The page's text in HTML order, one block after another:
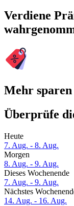
Verdiene
Mehr
Überprüfe
Heute
7. Aug. - 8. Aug.
Morgen
8. Aug. - 9. Aug.
Dieses Wochenende
7. Aug. - 9. Aug.
Nächstes
14. Aug. - 16. Aug.